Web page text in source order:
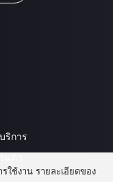
ริการ
ใช้งาน รายละเอียดของ